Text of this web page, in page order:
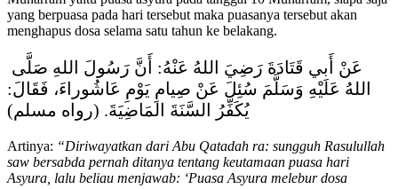
yang berpuasa pada hari tersebut maka puasanya tersebut akan
menghapus dosa selama satu tahun ke belakang.
اللهُ عَلَيْهِ وَسَلَّمَ سُئِلَ عَنْ صِيامِ يَوْمِ عَاشُوراءَ، فَقَالَ:
Artinya: “Diriwayatkan dari Abu Qatadah ra: sungguh Rasulullah
saw bersabda pernah ditanya tentang keutamaan puasa hari
Asyura, lalu beliau menjawab: ‘Puasa Asyura melebur dosa